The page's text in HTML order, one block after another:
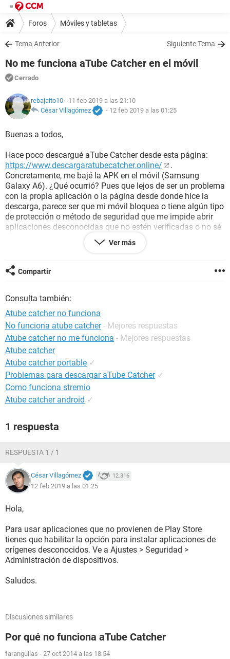
Foros Móviles y tabletas
Tema Anterior Siguiente Tema
No me funciona aTube Catcher en el móvil
Cerrado
rebajaito10 - 11 feb 2019 a las 21:10
César Villagómez
- 12 feb 2019 a las 01:25
Buenas a todos,
Hace poco descargué aTube Catcher desde esta página:
https://www.descargaratubecatcher.online/
.
Concretamente, me bajé la APK en el móvil (Samsung
Galaxy A6). ¿Qué ocurrió? Pues que lejos de ser un problema
con la propia aplicación o la página desde donde hice la
descarga, parece ser que mi móvil bloquea o tiene algún tipo
de protección o método de seguridad que me impide abrir
aplicaciones desconocidas que no estén verificadas o no sé
abrirla? Me imagino que será en los Ajustes >> Seguridad,
pero no sé muy bien dónde tocar, la verdad.
¡Gracias de antemano!
Ver más
Compartir
Consulta también:
Atube catcher no funciona
No funciona atube catcher - Mejores respuestas
Atube catcher no me funciona - Mejores respuestas
Atube catcher
Atube catcher portable ✓
Problemas para descargar aTube Catcher ✓
Como funciona stremio
Atube catcher android ✓
1 respuesta
RESPUESTA 1 / 1
César Villagómez 12.316
12 feb 2019 a las 01:25
Hola,
Para usar aplicaciones que no provienen de Play Store
tienes que habilitar la opción para instalar aplicaciones de
orígenes desconocidos. Ve a Ajustes > Seguridad >
Administración de dispositivos.
Saludos.
Discusiones similares
Por qué no funciona aTube Catcher
farangullas - 27 oct 2014 a las 18:54